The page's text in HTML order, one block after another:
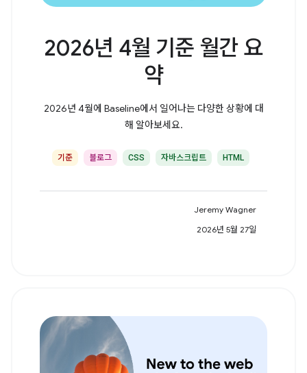
2026년 4월 기준 월간 요
약
2026년 4월에 Baseline에서 일어나는 다양한 상황에 대
해 알아보세요.
기준 블로그 CSS 자바스크립트 HTML
Jeremy Wagner
2026년 5월 27일